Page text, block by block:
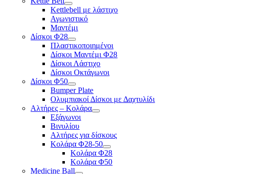
Kettlebell με λάστιχο
Αγωνιστικό
Μαντέμι
Δίσκοι Φ28
Πλαστικοποιημένοι
Δίσκοι Μαντέμι Φ28
Δίσκοι Λάστιχο
Δίσκοι Οκτάγωνοι
Δίσκοι Φ50
Bumper Plate
Ολυμπιακοί Δίσκοι με Δαχτυλίδι
Αλτήρες – Κολάρα
Εξάγωνοι
Βινυλίου
Αλτήρες για δίσκους
Κολάρα Φ28-50
Κολάρα Φ28
Κολάρα Φ50
Medicine Ball